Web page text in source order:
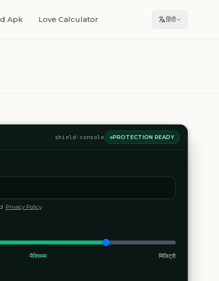
Apk Love Calculator हिंदी
shield-console PROTECTION READY
·Privacy Policy
मैक्सिमम मिलिट्री